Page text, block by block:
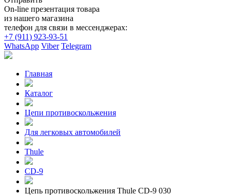
On-line презентация товара
из нашего магазина
телефон для связи в мессенджерах:
+7 (911) 923-93-51
WhatsApp Viber Telegram
Главная
Каталог
Цепи противоскольжения
Для легковых автомобилей
Thule
CD-9
Цепь противоскольжения Thule CD-9 030